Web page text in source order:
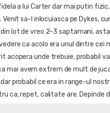
a lui Carter dar mai putin
sa-l inlocuiasca pe Dykes,
lot de vreo 2-3 saptamani, asta
ca acolo era unul dintre cei
acopera unde trebuie, probabil
mai avem extrem de mult de
probabil ce era in range-ul
ca, repet, calitate are. Depinde